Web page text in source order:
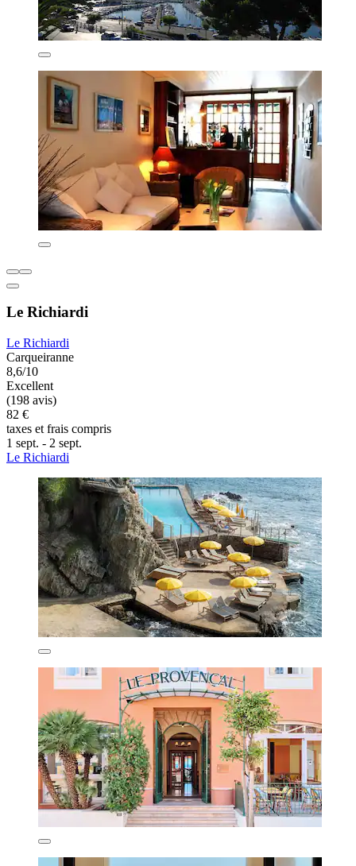
Le Richiardi
Le Richiardi
Carqueiranne
8,6/10
Excellent
(198 avis)
82 €
taxes et frais compris
1 sept. - 2 sept.
Le Richiardi